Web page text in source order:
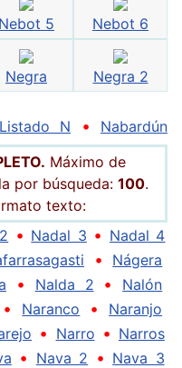
Nebot 5 Nebot 6
Negra Negra 2
Máximo de
por búsqueda: 100.
texto:
Listado N • Nabardún
• Nadal 3 • Nadal 4
• Nágera
• Nalda 2 • Nalón
• Naranco • Naranjo
• Narro • Narros
• Nava 2 • Nava 3